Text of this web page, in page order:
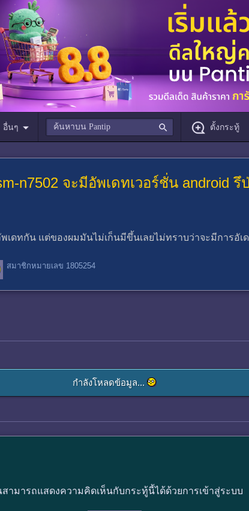
อื่นๆ ตั้งกระทู้
n7502 จะมีอัพเดทเวอร์ชั่น android รึ
เดทกัน แต่ของผมมันไม่เก็นมีขึ้นเลยไม่ทราบว่าจะมีการอั
สมาชิกหมายเลข 1805254
กำลังโหลดข้อมูล...
ามารถแสดงความคิดเห็นกับกระทู้นี้ได้ด้วยการเข้าสู่ระบบ